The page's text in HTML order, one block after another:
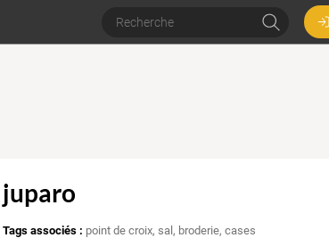
juparo
Tags associés : point de croix,sal, broderie,cases